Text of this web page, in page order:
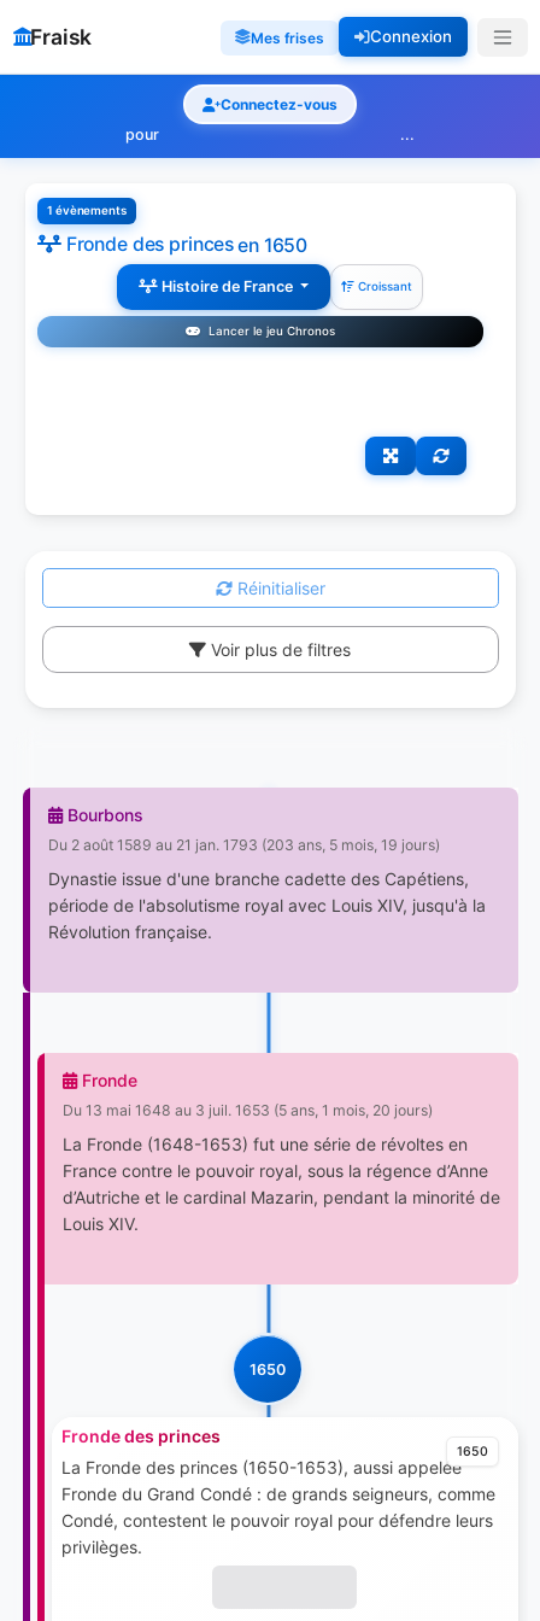
Fraisk Mes frises Connexion
Connectez-vous
pour
...
1 évènements
Fronde des princesen 1650
Histoire de France Croissant
Lancer le jeu Chronos
Réinitialiser
Voir plus de filtres
Bourbons
Du 2 août 1589 au 21 jan. 1793 (203 ans, 5 mois, 19 jours)
Dynastie issue d'une branche cadette des Capétiens,
période de l'absolutisme royal avec Louis XIV, jusqu'à la
Révolution française.
Fronde
Du 13 mai 1648 au 3 juil. 1653 (5 ans, 1 mois, 20 jours)
La Fronde (1648-1653) fut une série de révoltes en
France contre le pouvoir royal, sous la régence d’Anne
d’Autriche et le cardinal Mazarin, pendant la minorité de
Louis XIV.
1650
1650
Fronde des princes
La Fronde des princes (1650-1653), aussi appelée
Fronde du Grand Condé : de grands seigneurs, comme
Condé, contestent le pouvoir royal pour défendre leurs
privilèges.